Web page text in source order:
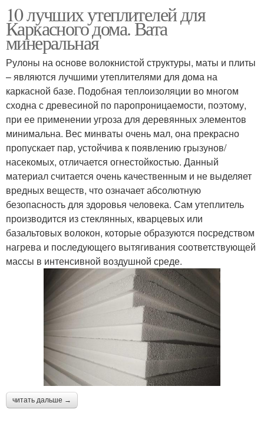
10 лучших утеплителей для
Каркасного дома. Вата
минеральная
Рулоны на основе волокнистой структуры, маты и плиты
– являются лучшими утеплителями для дома на
каркасной базе. Подобная теплоизоляции во многом
сходна с древесиной по паропроницаемости, поэтому,
при ее применении угроза для деревянных элементов
минимальна. Вес минваты очень мал, она прекрасно
пропускает пар, устойчива к появлению грызунов/
насекомых, отличается огнестойкостью. Данный
материал считается очень качественным и не выделяет
вредных веществ, что означает абсолютную
безопасность для здоровья человека. Сам утеплитель
производится из стеклянных, кварцевых или
базальтовых волокон, которые образуются посредством
нагрева и последующего вытягивания соответствующей
массы в интенсивной воздушной среде.
читать дальше →